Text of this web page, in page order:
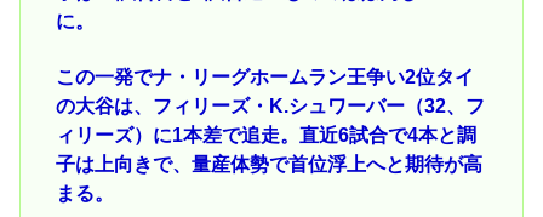
に。
この一発でナ・リーグホームラン王争い2位タイ
の大谷は、フィリーズ・K.シュワーバー（32、フ
ィリーズ）に1本差で追走。直近6試合で4本と調
子は上向きで、量産体勢で首位浮上へと期待が高
まる。